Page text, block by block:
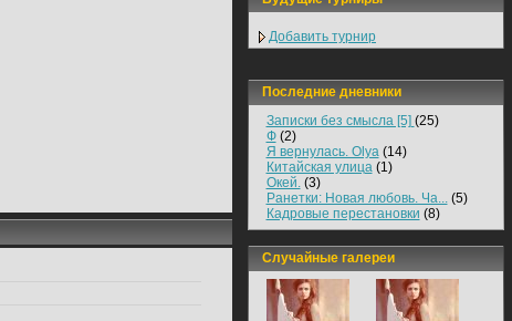
Добавить турнир
Последние дневники
Записки без смысла [5] (25)
Ф(2)
Я вернулась. Olya(14)
Китайская улица(1)
Окей.(3)
Ранетки: Новая любовь. Ча...(5)
Кадровые перестановки (8)
Случайные галереи